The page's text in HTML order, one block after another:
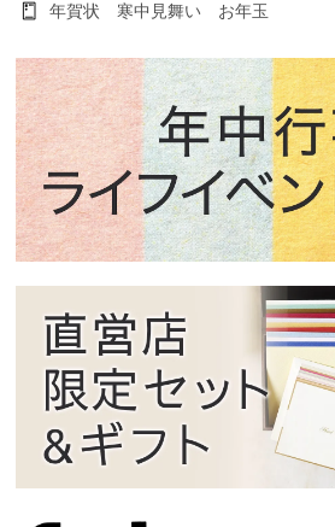
年賀状 寒中見舞い お年玉